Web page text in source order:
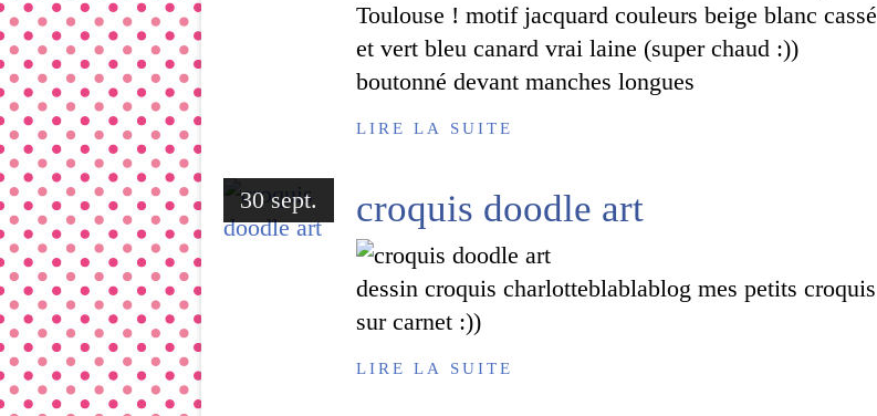
Toulouse ! motif jacquard couleurs beige blanc cassé
et vert bleu canard vrai laine (super chaud :))
boutonné devant manches longues
LIRE LA SUITE
30 sept. croquis doodle art
dessin croquis charlotteblablablog mes petits croquis
sur carnet :))
LIRE LA SUITE